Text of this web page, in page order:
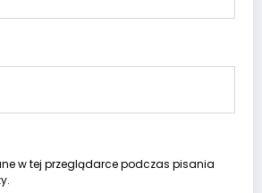
w tej przeglądarce podczas pisania